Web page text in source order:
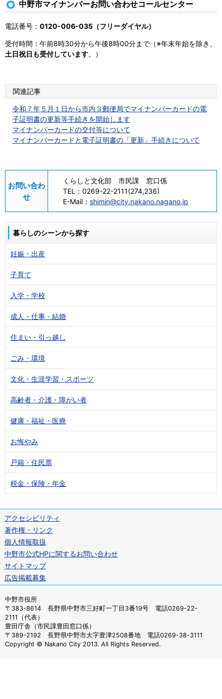
中野市マイナンバーお問い合わせコールセンター
電話番号： 0120-006-035（フリーダイヤル）
受付時間：午前8時30分から午後8時00分まで（※年末年始を除き、
土日祝日も受付しています。）
関連記事
令和７年５月１日から市内３郵便局でマイナンバーカードの電
子証明書の更新等手続きを開始します
マイナンバーカードの交付等について
マイナンバーカードと電子証明書の「更新」手続きについて
お問い合わ
せ
くらしと文化部 市民課 窓口係
TEL： 0269-22-2111(274,236)
E-Mail： shimin@city.nakano.nagano.jp
暮らしのシーンから探す
妊娠・出産
子育て
入学・学校
成人・仕事・結婚
住まい・引っ越し
ごみ・環境
文化・生涯学習・スポーツ
高齢者・介護・障がい者
健康・福祉・医療
お悔やみ
戸籍・住民票
税金・保険・年金
アクセシビリティ
著作権・リンク
個人情報取扱
中野市公式HPに関するお問い合わせ
サイトマップ
広告掲載募集
中野市役所
〒383-8614 長野県中野市三好町一丁目3番19号 電話0269-22-
2111（代表）
豊田庁舎（市民課豊田窓口係）
〒389-2192 長野県中野市大字豊津2508番地 電話0269-38-3111
Copyright © Nakano City 2013. All Rights Reserved.